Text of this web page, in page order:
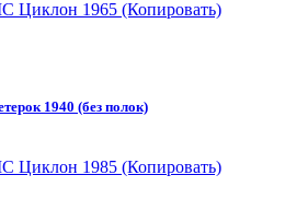
1940 (без полок)